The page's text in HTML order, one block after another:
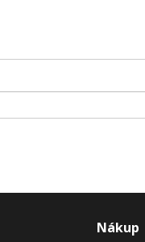
Nákup